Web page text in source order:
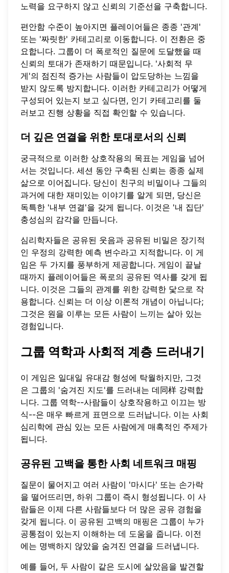
노력을 요구하지 않고 신뢰의 기준선을 구축합니다.
편안함 수준이 높아지면 플레이어들은 종종 '관계'
또는 '짜릿한' 카테고리로 이동합니다. 이 전환은 중
요합니다. 그룹이 더 폭로적인 질문에 도달했을 때
신뢰의 토대가 존재하기 때문입니다. '사회적 무
게'의 점진적 증가는 사람들이 압도당하는 느낌을
받지 않도록 방지합니다. 이러한 카테고리가 어떻게
구성되어 있는지 보고 싶다면, 인기 카테고리를 둘
러보고 진행 상황을 직접 확인할 수 있습니다.
더 깊은 연결을 위한 토대로서의 신뢰
궁극적으로 이러한 상호작용의 목표는 게임을 넘어
서는 것입니다. 세션 동안 구축된 신뢰는 종종 실제
삶으로 이어집니다. 당신이 친구의 비밀이나 그들의
과거에 대한 재미있는 이야기를 알게 되면, 당신은
독특한 '내부 연결'을 갖게 됩니다. 이것은 '내 집단'
충성심의 감각을 만듭니다.
심리학자들은 공유된 웃음과 공유된 비밀은 장기적
인 우정의 강력한 예측 변수라고 지적합니다. 이 게
임은 두 가지를 풍부하게 제공합니다. 게임이 끝날
때까지 플레이어들은 폭로의 공유된 역사를 갖게 됩
니다. 이것은 그들의 관계를 위한 강력한 닻으로 작
용합니다. 신뢰는 더 이상 이론적 개념이 아닙니다;
그것은 원을 이루는 모든 사람이 느끼는 살아 있는
경험입니다.
그룹 역학과 사회적 계층 드러내기
이 게임은 일대일 유대감 형성에 탁월하지만, 그것
은 그룹의 '숨겨진 지도'를 드러내는 데同样 강력합
니다. 그룹 역학--사람들이 상호작용하고 이끄는 방
식--은 매우 빠르게 표면으로 드러납니다. 이는 사회
심리학에 관심 있는 모든 사람에게 매혹적인 주제가
됩니다.
공유된 고백을 통한 사회 네트워크 매핑
질문이 물어지고 여러 사람이 '마시다' 또는 손가락
을 떨어뜨리면, 하위 그룹이 즉시 형성됩니다. 이 사
람들은 이제 다른 사람들보다 더 많은 공유 경험을
갖게 됩니다. 이 공유된 고백의 매핑은 그룹이 누가
공통점이 있는지 이해하는 데 도움을 줍니다. 이전
에는 명백하지 않았을 숨겨진 연결을 드러냅니다.
예를 들어, 두 사람이 같은 도시에 살았음을 발견할